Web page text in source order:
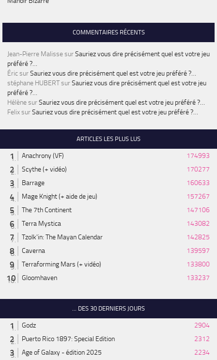
COMMENTAIRES RÉCENTS
Jean-Pierre MalissesurSauriez vous dire précisément quel est votre jeu
préféré ?…
ÉricsurSauriez vous dire précisément quel est votre jeu préféré ?…
stéphane HUBERTsurSauriez vous dire précisément quel est votre jeu
préféré ?…
HélènesurSauriez vous dire précisément quel est votre jeu préféré ?…
FelixsurSauriez vous dire précisément quel est votre jeu préféré ?…
ARTICLES LES PLUS LUS
Anachrony (VF)
174993
Scythe (+ vidéo)
170277
Barrage
160633
Mage Knight (+ aide de jeu)
157267
The 7th Continent
147106
Terra Mystica
143082
Tzolk'in: The Mayan Calendar
142825
Caverna
139597
Terraforming Mars (+ vidéo)
133800
Gloomhaven
133237
... DES 30 DERNIERS JOURS
Godz
2904
Puerto Rico 1897: Special Edition
2312
Age of Galaxy - édition 2025
2234